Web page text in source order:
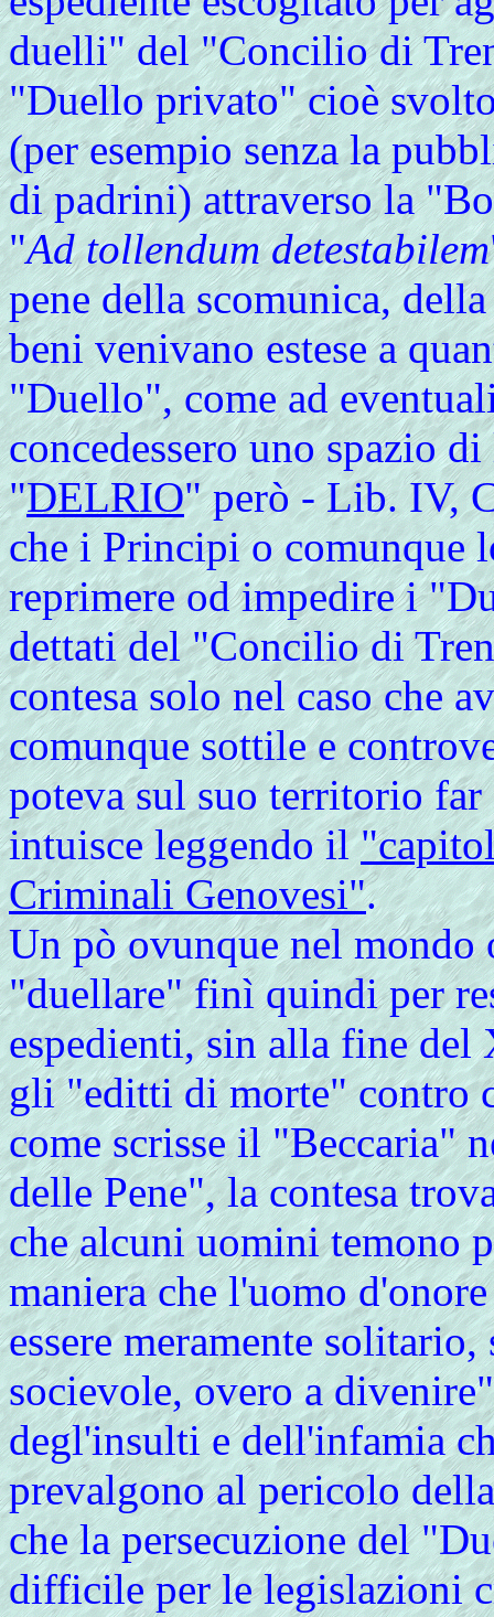
duelli" del "Concilio di
"Duello privato" cioè
(per esempio senza la
di padrini) attraverso la
"Ad tollendum detestabilem
pene della scomunica,
beni venivano estese a
"Duello", come ad
concedessero uno spazio
"DELRIO" però - Lib. IV,
che i Principi o comunque
reprimere od impedire i
dettati del "Concilio di
contesa solo nel caso che
comunque sottile e
poteva sul suo territorio
intuisce leggendo il
Criminali Genovesi".
Un pò ovunque nel mondo
"duellare" finì quindi per
espedienti, sin alla fine
gli "editti di morte" contro
come scrisse il "Beccaria"
delle Pene", la contesa
che alcuni uomini temono
maniera che l'uomo
essere meramente
socievole, overo a
degl'insulti e dell'infamia
prevalgono al pericolo
che la persecuzione del
difficile per le legislazioni